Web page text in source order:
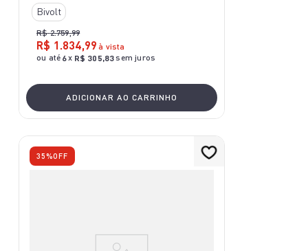
Bivolt
R$ 2.759,99
R$ 1 .834,99 à vista
ou até 6x R$ 305,83sem juros
ADICIONAR AO CARRINHO
35%OFF